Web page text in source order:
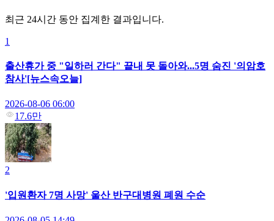
최근 24시간 동안 집계한 결과입니다.
1
출산휴가 중 "일하러 간다" 끝내 못 돌아와...5명 숨진 '의암호
참사'[뉴스속오늘]
2026-08-06 06:00
17.6만
2
'입원환자 7명 사망' 울산 반구대병원 폐원 수순